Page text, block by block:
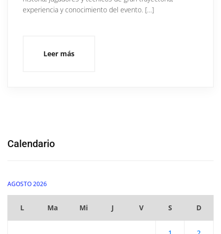
experiencia y conocimiento del evento. […]
Leer más
Calendario
AGOSTO 2026
L Ma Mi J V S D